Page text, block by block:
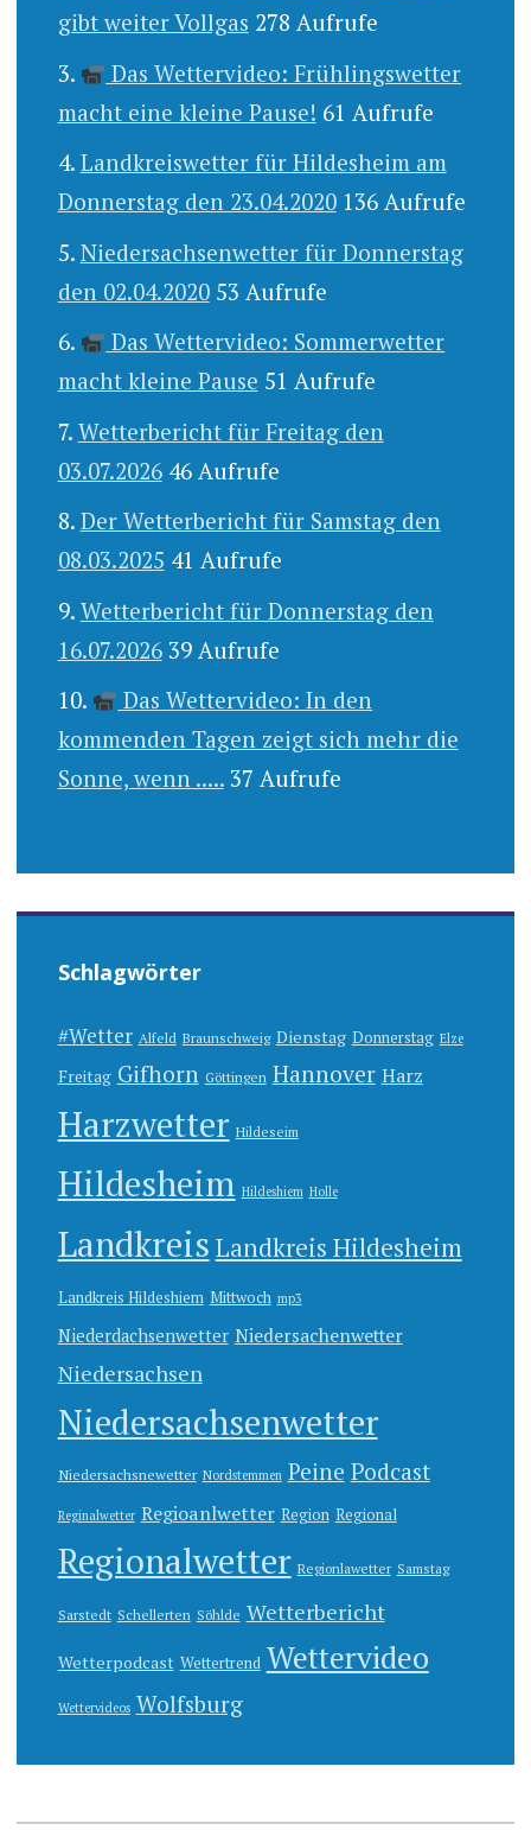
gibt weiter Vollgas 278 Aufrufe
Das Wettervideo: Frühlingswetter
macht eine kleine Pause! 61 Aufrufe
Landkreiswetter für Hildesheim am
Donnerstag den 23.04.2020 136 Aufrufe
Niedersachsenwetter für Donnerstag
den 02.04.2020 53 Aufrufe
Das Wettervideo: Sommerwetter
macht kleine Pause 51 Aufrufe
Wetterbericht für Freitag den
03.07.2026 46 Aufrufe
Der Wetterbericht für Samstag den
08.03.2025 41 Aufrufe
Wetterbericht für Donnerstag den
16.07.2026 39 Aufrufe
Das Wettervideo: In den
kommenden Tagen zeigt sich mehr die
Sonne, wenn ..... 37 Aufrufe
Schlagwörter
#Wetter Alfeld Braunschweig Dienstag Donnerstag Elze
Freitag Gifhorn Göttingen Hannover Harz
Harzwetter Hildeseim
Hildesheim Hildeshiem Holle
Landkreis Landkreis Hildesheim
Landkreis Hildeshiem Mittwoch mp3
Niederdachsenwetter Niedersachenwetter
Niedersachsen
Niedersachsenwetter
Niedersachsnewetter Nordstemmen Peine Podcast
Reginalwetter Regioanlwetter Region Regional
Regionalwetter Regionlawetter Samstag
Sarstedt Schellerten Söhlde Wetterbericht
Wetterpodcast Wettertrend Wettervideo
Wettervideos Wolfsburg